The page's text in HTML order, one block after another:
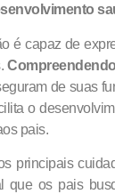
é capaz de
de suas
o
pais.
principais
que os pais